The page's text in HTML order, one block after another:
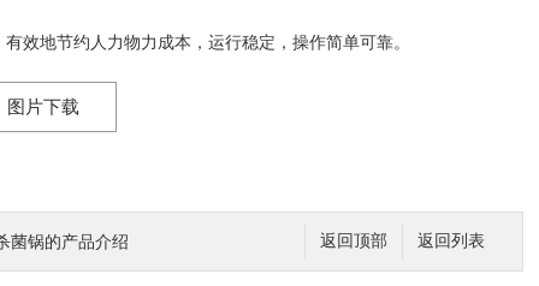
效地节约人力物力成本，运行稳定，操作简单可靠。
图片下载
返回列表
返回顶部
菌锅的产品介绍